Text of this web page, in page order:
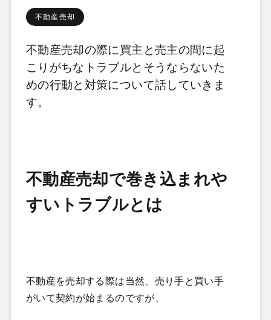
不動産売却
不動産売却の際に買主と売主の間に起
こりがちなトラブルとそうならないた
めの行動と対策について話していきま
す。
不動産売却で巻き込まれや
すいトラブルとは
不動産を売却する際は当然、売り手と買い手
がいて契約が始まるのですが、